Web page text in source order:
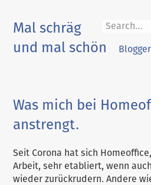
content
Mal schräg
und mal schön
Was mich bei
anstrengt.
Seit Corona hat sich
Arbeit, sehr etabliert, wenn
wieder zurückrudern. Andere